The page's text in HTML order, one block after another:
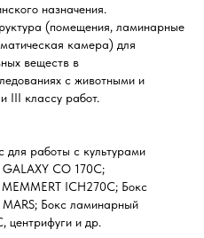
назначения.
(помещения, ламинарные
камера) для
веществ в
с животными и
III классу работ.
для работы с культурами
CO 170C;
ICH270C; Бокс
Бокс ламинарный
и др.